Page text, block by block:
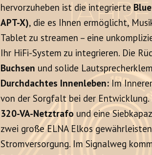
hervorzuheben ist die integrierte
APT-X), die es Ihnen ermöglicht,
Tablet zu streamen – eine
Ihr HiFi-System zu integrieren. Die
Buchsen und solide
Durchdachtes Innenleben: Im
von der Sorgfalt bei der
320-VA-Netztrafo und eine
zwei große ELNA Elkos
Stromversorgung. Im Signalweg